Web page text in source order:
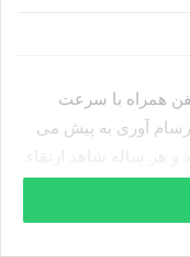
همراه با سرعت
آوری به پیش می
هستیم. شاید تا چند